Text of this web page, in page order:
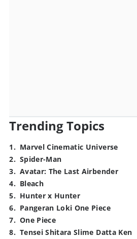
Trending Topics
1. Marvel Cinematic Universe
2. Spider-Man
3. Avatar: The Last Airbender
4. Bleach
5. Hunter x Hunter
6. Pangeran Loki One Piece
7. One Piece
8. Tensei Shitara Slime Datta Ken